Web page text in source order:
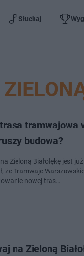
Słuchaj
tramwajowa
budowa?
Zieloną Białołękę jest
że Tramwaje
nowej tras…
na Zieloną